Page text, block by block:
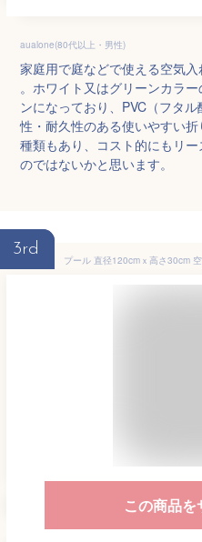
aualone(80代以上・男性)
家庭用で庭などで使える空気
。ホワイト又はグリーンカラ
ンになっており、PVC（フタ
性・耐久性のある使いやすい
種類もあり、コスト的にもリ
のではないかと思います。
3rd
この商品